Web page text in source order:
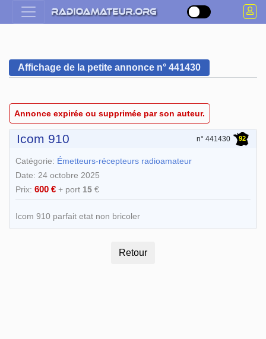
Affichage de la petite annonce n° 441430
Annonce expirée ou supprimée par son auteur.
Icom 910 n° 441430 92
Catégorie: Émetteurs-récepteurs radioamateur
Date: 24 octobre 2025
Prix: 600 € + port 15€
Icom 910 parfait etat non bricoler